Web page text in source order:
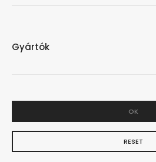
Gyártók
OK
RESET